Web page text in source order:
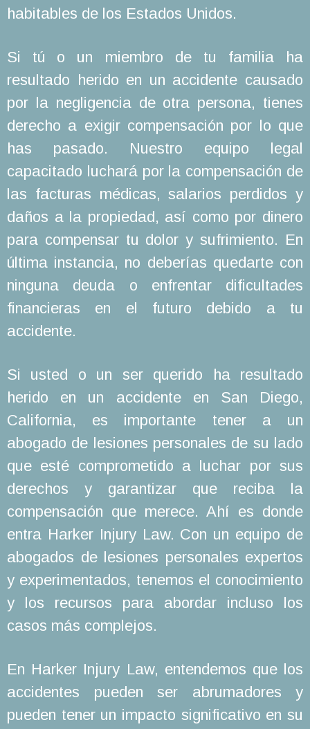
habitables de los Estados Unidos.
Si tú o un miembro de tu familia ha
resultado herido en un accidente causado
por la negligencia de otra persona, tienes
derecho a exigir compensación por lo que
has pasado. Nuestro equipo legal
capacitado luchará por la compensación de
las facturas médicas, salarios perdidos y
daños a la propiedad, así como por dinero
para compensar tu dolor y sufrimiento. En
última instancia, no deberías quedarte con
ninguna deuda o enfrentar dificultades
financieras en el futuro debido a tu
accidente.
Si usted o un ser querido ha resultado
herido en un accidente en San Diego,
California, es importante tener a un
abogado de lesiones personales de su lado
que esté comprometido a luchar por sus
derechos y garantizar que reciba la
compensación que merece. Ahí es donde
entra Harker Injury Law. Con un equipo de
abogados de lesiones personales expertos
y experimentados, tenemos el conocimiento
y los recursos para abordar incluso los
casos más complejos.
En Harker Injury Law, entendemos que los
accidentes pueden ser abrumadores y
pueden tener un impacto significativo en su